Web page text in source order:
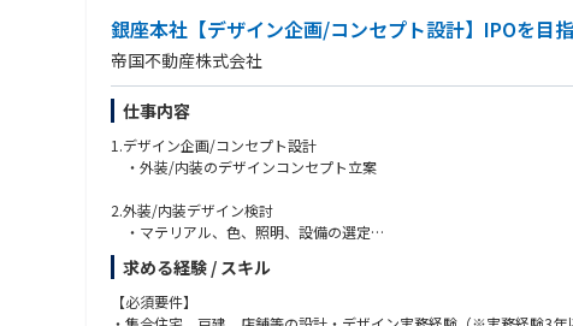
銀座本社【デザイン企画/コンセプト設計】IPOを目
帝国不動産株式会社
仕事内容
1.デザイン企画/コンセプト設計
・外装/内装のデザインコンセプト立案
2.外装/内装デザイン検討
・マテリアル、色、照明、設備の選定
・サイン計画、什器の選定
・コンセプトボード、パース作成
・平面、立面の確認、修正指示
求める経験 / スキル
【必須要件】